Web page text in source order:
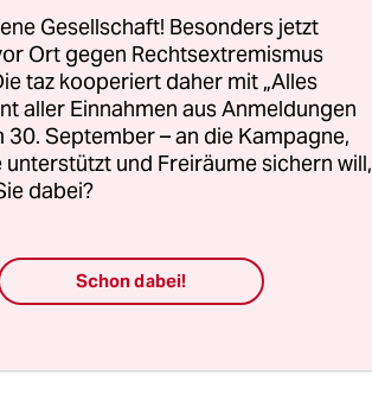
der in der
vielfach
Gesellschaft! Besonders jetzt
Ort gegen Rechtsextremismus
taz kooperiert daher mit „Alles
aller Einnahmen aus Anmeldungen
30. September – an die Kampagne,
und Freiräume sichern will,
dabei?
Schon dabei!